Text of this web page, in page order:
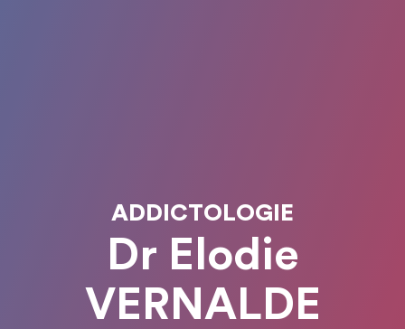
ADDICTOLOGIE
Dr Elodie
VERNALDE